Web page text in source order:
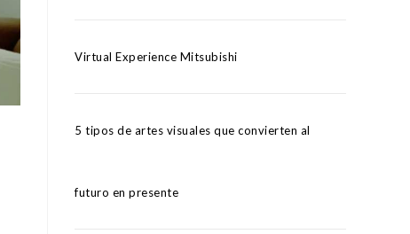
Virtual Experience Mitsubishi
5 tipos de artes visuales que convierten al
futuro en presente